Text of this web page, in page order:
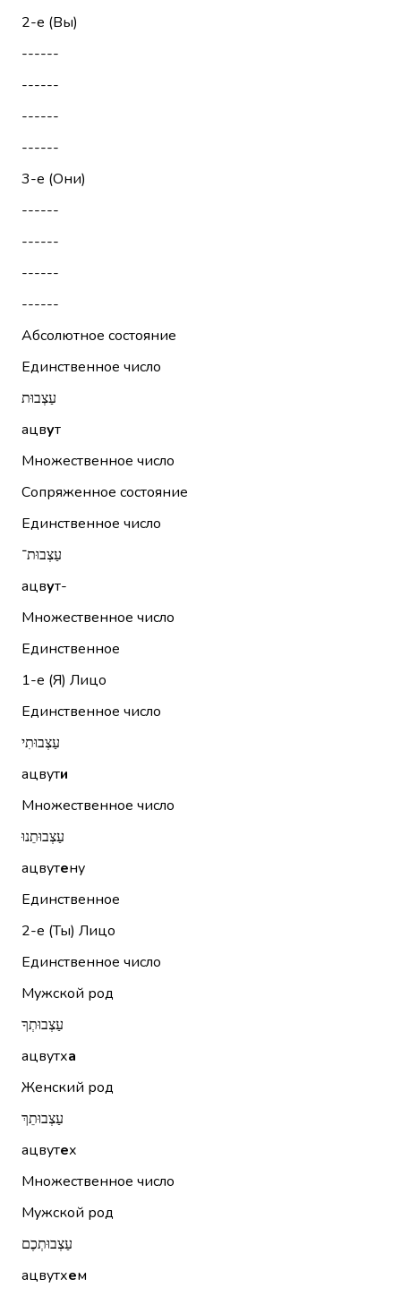
2-е (Вы)
------
------
------
------
3-е (Они)
------
------
------
------
Абсолютное состояние
Единственное число
עַצְבוּת
ацвут
Множественное число
Сопряженное состояние
Единственное число
עַצְבוּת־
ацвут-
Множественное число
Единственное
1-е (Я) Лицо
Единственное число
עַצְבוּתִי
ацвути
Множественное число
עַצְבוּתֵנוּ
ацвутену
Единственное
2-е (Ты) Лицо
Единственное число
Мужской род
עַצְבוּתְךָ
ацвутха
Женский род
עַצְבוּתֵךְ
ацвутех
Множественное число
Мужской род
עַצְבוּתְכֶם
ацвутхем